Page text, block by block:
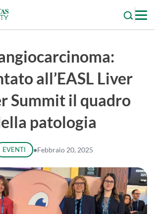
all’EASL Liver
Summit il quadro
patologia
EVENTI ●Febbraio 20, 2025